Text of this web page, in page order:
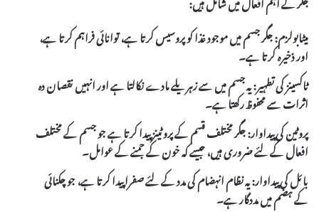
میٹابولزم:جگر جسم میں موجود غذا کو پروسیس کرتا ہے، توانائی فراہم کرتا ہے،
اور ذخیرہ کرتا ہے۔
ٹاکسینز کی تطہیر:یہ جسم میں سے زہریلے مادے نکالتا ہے اور انہیں نقصان دہ
اثرات سے محفوظ رکھتا ہے۔
پروٹین کی پیداوار:جگر مختلف قسم کے پروٹینز پیدا کرتا ہے جو جسم کے مختلف
افعال کے لئے ضروری ہیں، جیسے کہ خون کے جمنے کے عوامل۔
بائل کی پیداوار:یہ نظام انہضام کی مدد کے لئے صفرا پیدا کرتا ہے، جو چکنائی
کے ہضم میں مددگار ہے۔